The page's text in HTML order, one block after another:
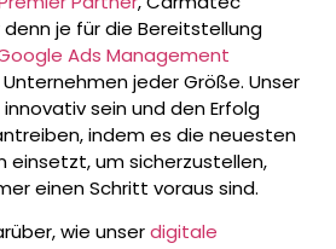
je für die Bereitstellung
Ads Management
jeder Größe. Unser
sein und den Erfolg
indem es die neuesten
einsetzt, um sicherzustellen,
einen Schritt voraus sind.
wie unserdigitale